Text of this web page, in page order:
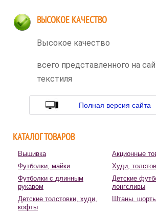
ВЫСОКОЕ КАЧЕСТВО
Высокое качество
всего представленного на
текстиля
Полная версия сайта
КАТАЛОГ ТОВАРОВ
Вышивка
Акционные
Футболки, майки
Худи,
Футболки с длинным
рукавом
Детские
лонгсливы
Детские толстовки, худи,
кофты
Штаны,